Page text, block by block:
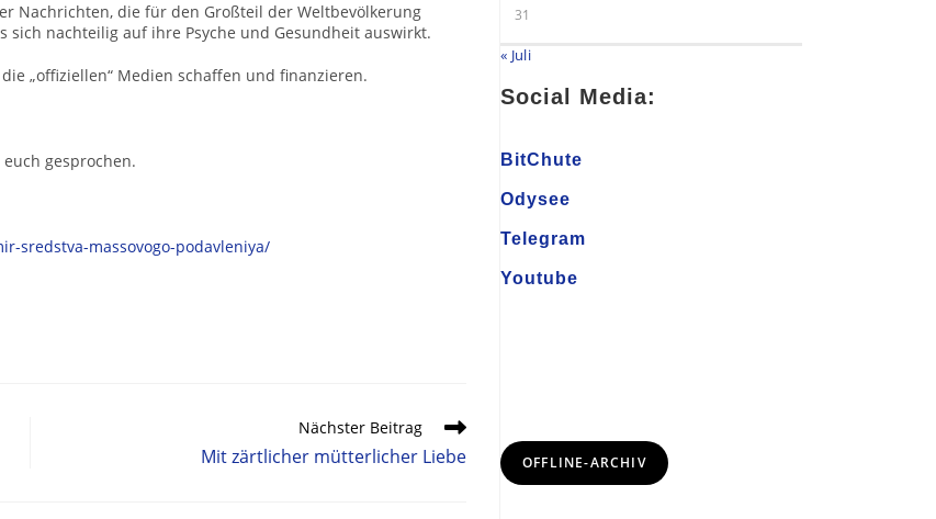
Nachrichten, die für den Großteil der Weltbevölkerung
nachteilig auf ihre Psyche und Gesundheit auswirkt.
„offiziellen“ Medien schaffen und finanzieren.
gesprochen.
sredstva-massovogo-podavleniya/
Nächster Beitrag
Mit zärtlicher mütterlicher Liebe
31
« Juli
Social Media:
BitChute
Odysee
Telegram
Youtube
OFFLINE-ARCHIV